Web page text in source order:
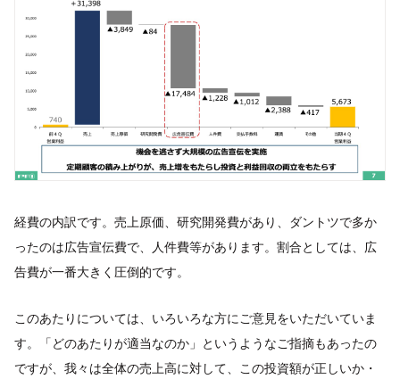
経費の内訳です。売上原価、研究開発費があり、ダントツで多か
ったのは広告宣伝費で、人件費等があります。割合としては、広
告費が一番大きく圧倒的です。
このあたりについては、いろいろな方にご意見をいただいていま
す。「どのあたりが適当なのか」というようなご指摘もあったの
ですが、我々は全体の売上高に対して、この投資額が正しいか・